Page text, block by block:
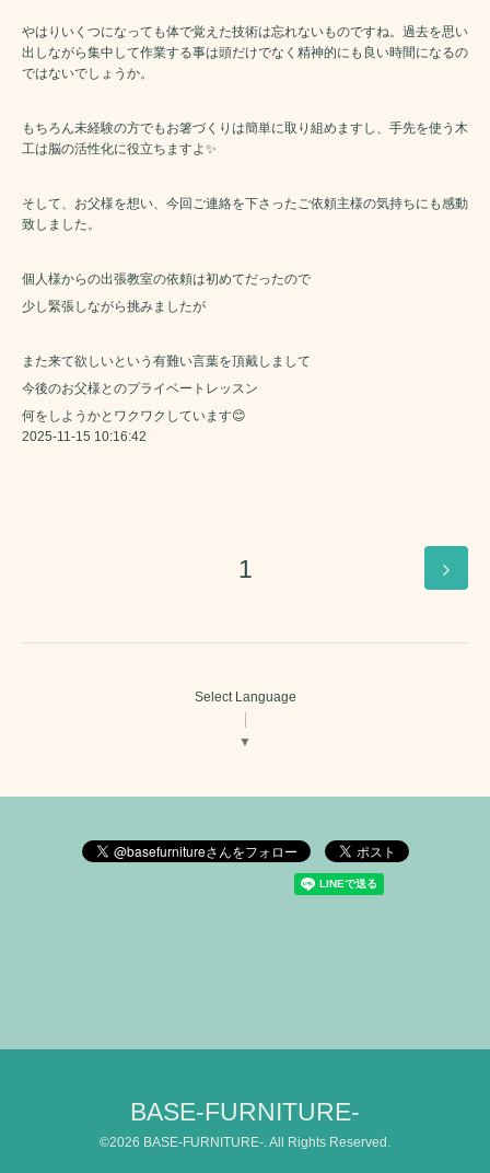
やはりいくつになっても体で覚えた技術は忘れないものですね。過去を思い
出しながら集中して作業する事は頭だけでなく精神的にも良い時間になるの
ではないでしょうか。
もちろん未経験の方でもお箸づくりは簡単に取り組めますし、手先を使う木
工は脳の活性化に役立ちますよ✨️
そして、お父様を想い、今回ご連絡を下さったご依頼主様の気持ちにも感動
致しました。
個人様からの出張教室の依頼は初めてだったので
少し緊張しながら挑みましたが
また来て欲しいという有難い言葉を頂戴しまして
今後のお父様とのプライベートレッスン
何をしようかとワクワクしています😊
2025-11-15 10:16:42
1
Select Language
▼
BASE-FURNITURE-
©2026 BASE-FURNITURE-. All Rights Reserved.